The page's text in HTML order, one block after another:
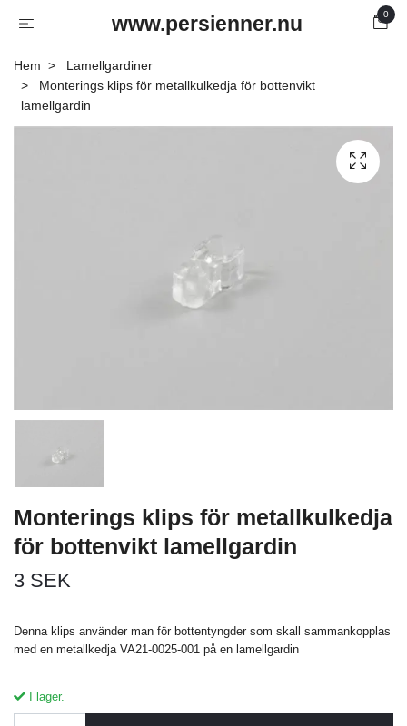
www.persienner.nu 0
Hem
Lamellgardiner
Monterings klips för metallkulkedja för bottenvikt
lamellgardin
Monterings klips för metallkulkedja
för bottenvikt lamellgardin
3 SEK
Denna klips använder man för bottentyngder som skall sammankopplas
med en metallkedja VA21-0025-001 på en lamellgardin
I lager.